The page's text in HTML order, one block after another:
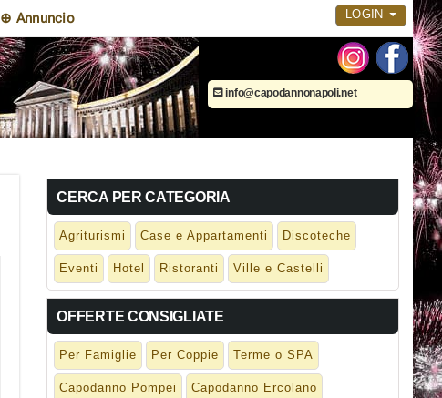
⊕ Annuncio LOGIN
info@capodannonapoli.net
CERCA PER CATEGORIA
Agriturismi Case e Appartamenti Discoteche
Eventi Hotel Ristoranti Ville e Castelli
OFFERTE CONSIGLIATE
Per Famiglie Per Coppie Terme o SPA
Capodanno Pompei Capodanno Ercolano